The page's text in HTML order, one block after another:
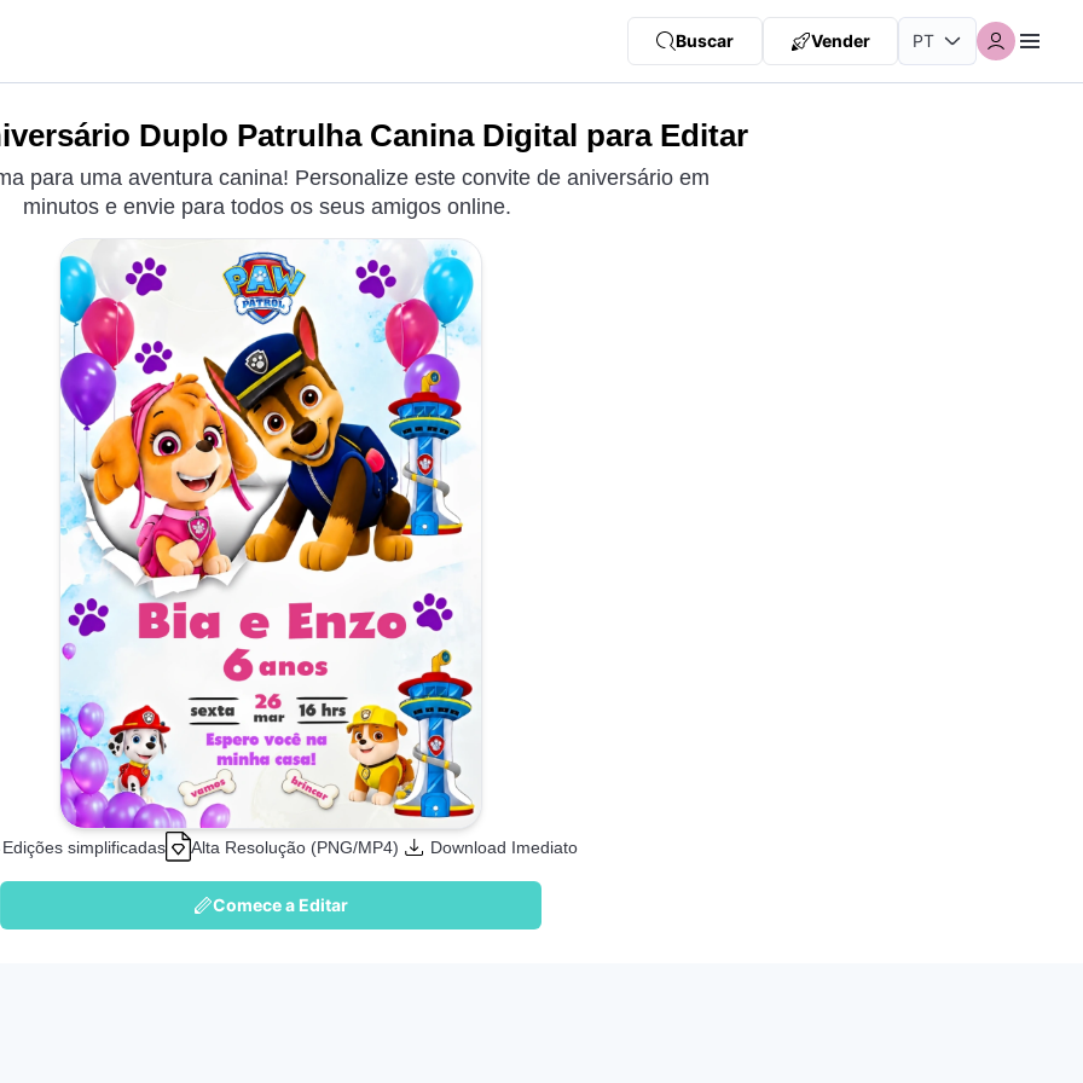
Buscar Vender
Duplo Patrulha Canina Digital para Editar
para uma aventura canina! Personalize este convite de aniversário em
minutos e envie para todos os seus amigos online.
Edições simplificadas Alta Resolução (PNG/MP4) Download Imediato
Comece a Editar